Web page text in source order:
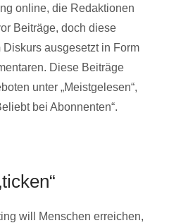
online, die Redaktionen
Beiträge, doch diese
ausgesetzt in Form
Diese Beiträge
unter „Meistgelesen“,
bei Abonnenten“.
will Menschen erreichen,